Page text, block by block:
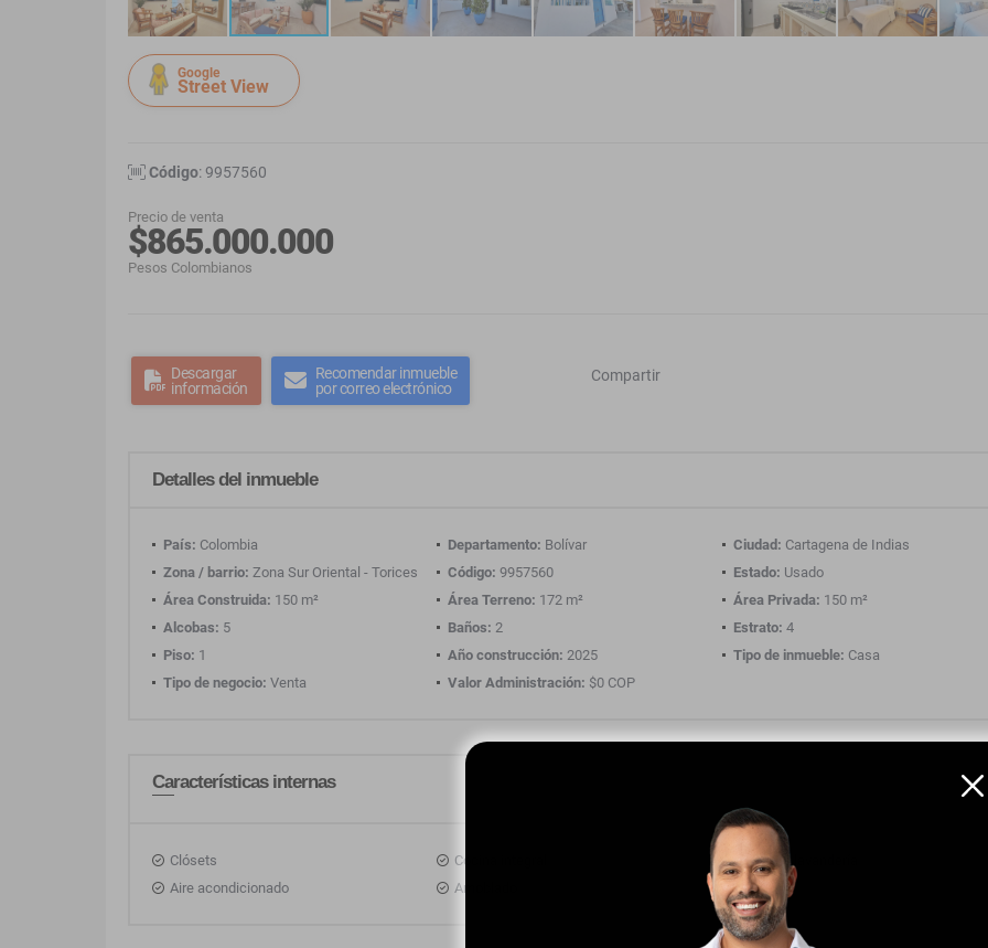
Google
Street View
Código: 9957560
Precio de venta
$865.000.000
Pesos Colombianos
Descargar
información
Recomendar inmueble
por correo electrónico
Compartir
Detalles del inmueble
País: Colombia Departamento: Bolívar Ciudad: Cartagena de Indias
Zona / barrio: Zona Sur Oriental - Torices Código: 9957560 Estado: Usado
Área Construida: 150 m² Área Terreno: 172 m² Área Privada: 150 m²
Alcobas: 5 Baños: 2 Estrato: 4
Piso: 1 Año construcción: 2025 Tipo de inmueble: Casa
Tipo de negocio: Venta Valor Administración: $0 COP
Características internas
Clósets Cocina integral
Zona de lavandería
Aire acondicionado
Amoblado